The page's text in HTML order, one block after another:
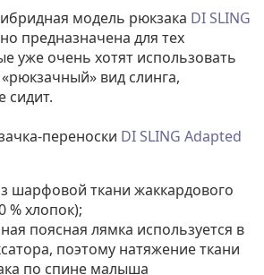
модель рюкзака DI SLING
предназначена для тех
уже очень хотят использовать
вид слинга,
сидит.
переноски DI SLING Adapted
шарфовой ткани жаккардового
% хлопок);
поясная лямка используется в
поэтому натяжение ткани
по спине малыша